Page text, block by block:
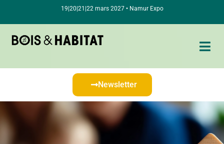
19|20|21|22 mars 2027 • Namur Expo
Newsletter